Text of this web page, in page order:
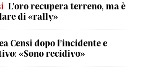
L'oro recupera terreno, ma è
di «rally»
Censi dopo l’incidente e
«Sono recidivo»